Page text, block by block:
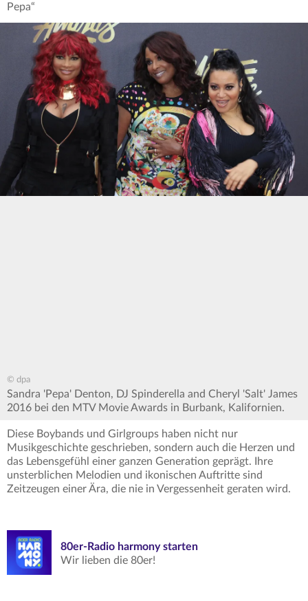
Pepa“
© dpa
Sandra 'Pepa' Denton, DJ Spinderella and Cheryl 'Salt' James
2016 bei den MTV Movie Awards in Burbank, Kalifornien.
Diese Boybands und Girlgroups haben nicht nur
Musikgeschichte geschrieben, sondern auch die Herzen und
das Lebensgefühl einer ganzen Generation geprägt. Ihre
unsterblichen Melodien und ikonischen Auftritte sind
Zeitzeugen einer Ära, die nie in Vergessenheit geraten wird.
80er-Radio harmony starten
Wir lieben die 80er!